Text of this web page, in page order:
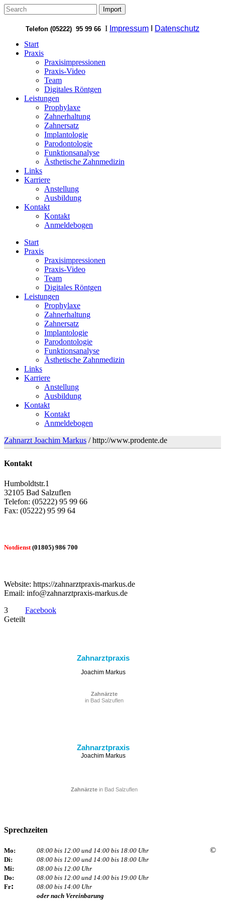
Telefon (05222) 95 99 66 I Impressum
Datenschutz
Start
Praxis
Praxisimpressionen
Praxis-Video
Team
Digitales Röntgen
Leistungen
Prophylaxe
Zahnerhaltung
Zahnersatz
Implantologie
Parodontologie
Funktionsanalyse
Ästhetische Zahnmedizin
Links
Karriere
Anstellung
Ausbildung
Kontakt
Kontakt
Anmeldebogen
Start
Praxis
Praxisimpressionen
Praxis-Video
Team
Digitales Röntgen
Leistungen
Prophylaxe
Zahnerhaltung
Zahnersatz
Implantologie
Parodontologie
Funktionsanalyse
Ästhetische Zahnmedizin
Links
Karriere
Anstellung
Ausbildung
Kontakt
Kontakt
Anmeldebogen
Zahnarzt Joachim Markus /http://www.prodente.de
Kontakt
Humboldtstr.1
32105 Bad Salzuflen
Telefon: (05222) 95 99 66
Fax: (05222) 95 99 64
Notdienst (01805) 986 700
Website: https://zahnarztpraxis-markus.de
Email: info@zahnarztpraxis-markus.de
3
Geteilt
Facebook
Zahnarztpraxis
Joachim Markus
Zahnärzte
in Bad Salzuflen
Zahnarztpraxis
Joachim Markus
Zahnärztein Bad Salzuflen
Sprechzeiten
Mo:
Di:
Mi:
Do:
Fr:
08:00 bis 12:00 und 14:00 bis 18:00 Uhr
08:00 bis 12:00 und 14:00 bis 18:00 Uhr
08:00 bis 12:00 Uhr
08:00 bis 12:00 und 14:00 bis 19:00 Uhr
08:00 bis 14:00 Uhr
oder nach Vereinbarung
©